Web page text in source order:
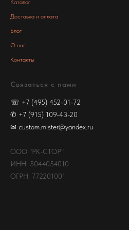
Каталог
Доставка и оплата
Блог
О нас
Контакты
Связаться с нами
☏ +7 (495) 452-01-72
✆ +7 (915) 109-43-20
✉ custom.mister@yandex.ru
ООО "РК-СТОР"
ИНН: 5044054010
ОГРН: 772201001